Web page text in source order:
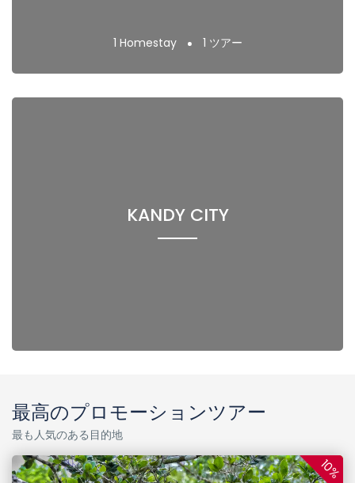
1 Homestay 1 ツアー
KANDY CITY
最高のプロモーションツアー
最も人気のある目的地
10%